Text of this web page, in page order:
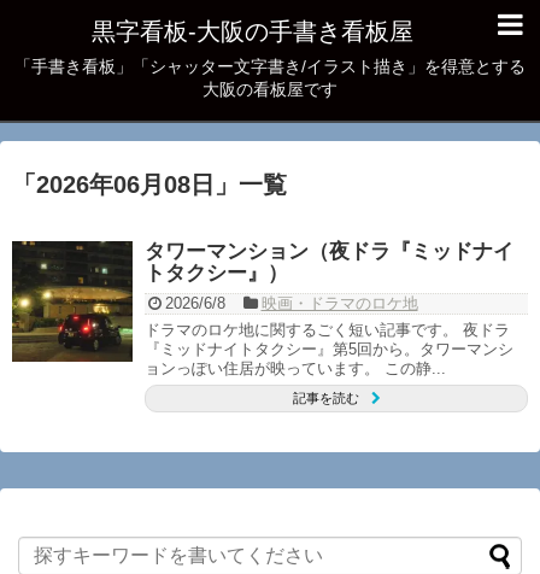
黒字看板‐大阪の手書き看板屋
「手書き看板」「シャッター文字書き/イラスト描き」を得意とする
大阪の看板屋です
「 2026年06月08日 」 一覧
タワーマンション（夜ドラ『ミッドナイ
トタクシー』）
2026/6/8
映画・ドラマのロケ地
ドラマのロケ地に関するごく短い記事です。 夜ドラ
『ミッドナイトタクシー』第5回から。タワーマンシ
ョンっぽい住居が映っています。 この静...
記事を読む